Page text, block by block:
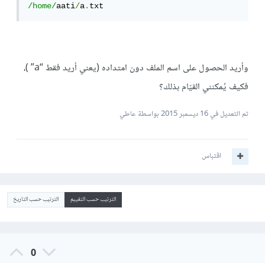
/home/aati/a.txt
وأريد الحصول على اسم الملف دون امتداده (يعني أريد فقط “a” )،
فكيف يُمكنني القيّام بذلك؟
تم التعديل في16 ديسمبر 2015 بواسطة عاطي
اقتباس
الترتيب حسب التقييم الترتيب حسب التاريخ
0